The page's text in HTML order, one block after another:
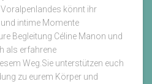
könnt ihr
intime Momente
Begleitung Céline Manon und
als erfahrene
Weg.Sie unterstützen euch
zu eurem Körper und